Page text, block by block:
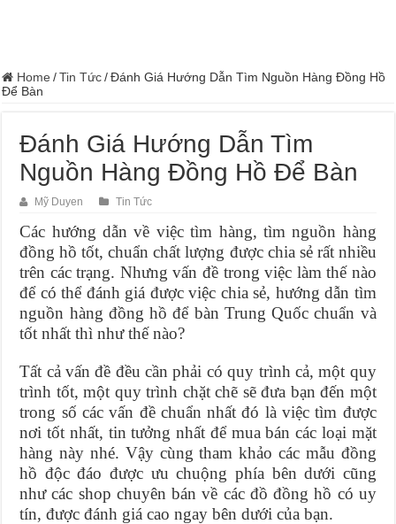
Home / Tin Tức / Đánh Giá Hướng Dẫn Tìm Nguồn Hàng Đồng Hồ
Để Bàn
Đánh Giá Hướng Dẫn Tìm
Nguồn Hàng Đồng Hồ Để Bàn
Mỹ Duyen Tin Tức
Các hướng dẫn về việc tìm hàng, tìm nguồn hàng
đồng hồ tốt, chuẩn chất lượng được chia sẻ rất nhiều
trên các trạng. Nhưng vấn đề trong việc làm thế nào
để có thể đánh giá được việc chia sẻ, hướng dẫn tìm
nguồn hàng đồng hồ để bàn Trung Quốc chuẩn và
tốt nhất thì như thế nào?
Tất cả vấn đề đều cần phải có quy trình cả, một quy
trình tốt, một quy trình chặt chẽ sẽ đưa bạn đến một
trong số các vấn đề chuẩn nhất đó là việc tìm được
nơi tốt nhất, tin tưởng nhất để mua bán các loại mặt
hàng này nhé. Vậy cùng tham khảo các mẫu đồng
hồ độc đáo được ưu chuộng phía bên dưới cũng
như các shop chuyên bán về các đồ đồng hồ có uy
tín, được đánh giá cao ngay bên dưới của bạn.